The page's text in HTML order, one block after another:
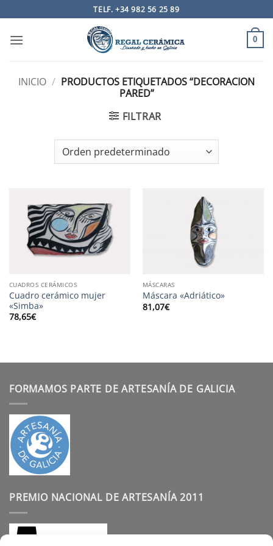
al
contenido
TELF. +34 982 56 25 89
0
INICIO / PRODUCTOS ETIQUETADOS “DECORACION
PARED”
FILTRAR
CUADROS CERÁMICOS
Cuadro cerámico mujer
«Simba»
78,65€
MÁSCARAS
Máscara «Adriático»
81,07€
FORMAMOS PARTE DE ARTESANÍA DE GALICIA
PREMIO NACIONAL DE ARTESANÍA 2011